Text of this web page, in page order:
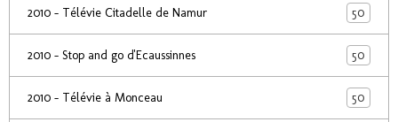
2010 - Télévie Citadelle de Namur 50
2010 - Stop and go d'Ecaussinnes 50
2010 - Télévie à Monceau 50